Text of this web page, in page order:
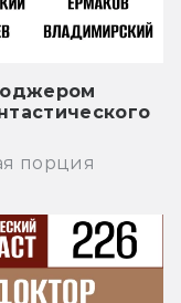
порция